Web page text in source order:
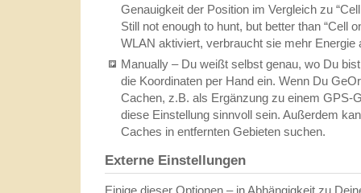
Genauigkeit der Position im Vergleich zu
Still not enough to hunt, but better than “Cell
WLAN aktiviert, verbraucht sie mehr Energie
Manually – Du weißt selbst genau, wo Du
die Koordinaten per Hand ein. Wenn Du
Cachen, z.B. als Ergänzung zu einem GPS-
diese Einstellung sinnvoll sein. Außerdem
Caches in entfernten Gebieten suchen.
Externe Einstellungen
Einige dieser Optionen – in Abhängigkeit zu